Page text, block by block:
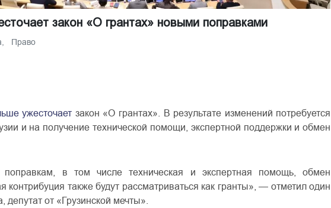
закон «О грантах» новыми поправками
Право
ужесточает закон «О грантах». В результате изменений потребуется
и на получение технической помощи, экспертной поддержки и обмен
поправкам, в том числе техническая и экспертная помощь, обмен
контрибуция также будут рассматриваться как гранты», — отметил один
депутат от «Грузинской мечты».